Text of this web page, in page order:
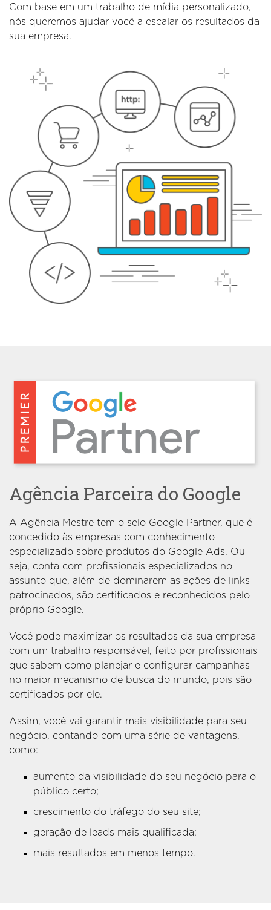
Com base em um trabalho de mídia personalizado,
nós queremos ajudar você a escalar os resultados da
sua empresa.
Agência Parceira do Google
A Agência Mestre tem o selo Google Partner, que é
concedido às empresas com conhecimento
especializado sobre produtos do Google Ads. Ou
seja, conta com profissionais especializados no
assunto que, além de dominarem as ações de links
patrocinados, são certificados e reconhecidos pelo
próprio Google.
Você pode maximizar os resultados da sua empresa
com um trabalho responsável, feito por profissionais
que sabem como planejar e configurar campanhas
no maior mecanismo de busca do mundo, pois são
certificados por ele.
Assim, você vai garantir mais visibilidade para seu
negócio, contando com uma série de vantagens,
como:
aumento da visibilidade do seu negócio para o
público certo;
crescimento do tráfego do seu site;
geração de leads mais qualificada;
mais resultados em menos tempo.